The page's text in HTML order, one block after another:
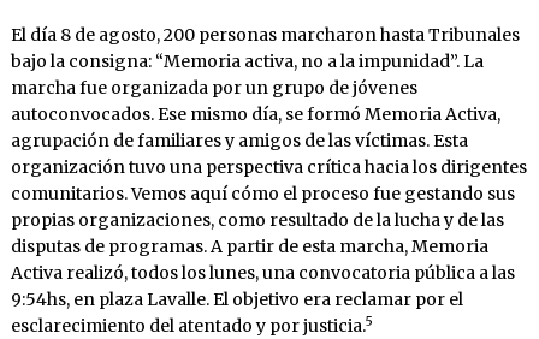
El día 8 de agosto, 200 personas marcharon hasta Tribunales
bajo la consigna: “Memoria activa, no a la impunidad”. La
marcha fue organizada por un grupo de jóvenes
autoconvocados. Ese mismo día, se formó Memoria Activa,
agrupación de familiares y amigos de las víctimas. Esta
organización tuvo una perspectiva crítica hacia los dirigentes
comunitarios. Vemos aquí cómo el proceso fue gestando sus
propias organizaciones, como resultado de la lucha y de las
disputas de programas. A partir de esta marcha, Memoria
Activa realizó, todos los lunes, una convocatoria pública a las
9:54hs, en plaza Lavalle. El objetivo era reclamar por el
esclarecimiento del atentado y por justicia.5